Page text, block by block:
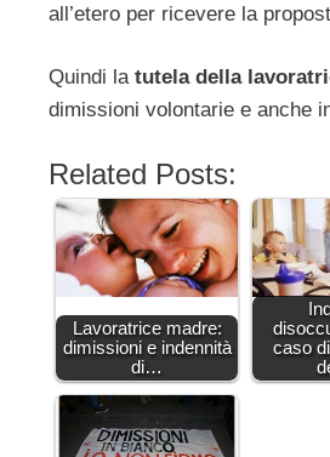
all’etero per ricevere la
Quindi la tutela della
dimissioni volontarie e anche
Related Posts:
Lavoratrice madre:
dimissioni e indennità
di…
caso